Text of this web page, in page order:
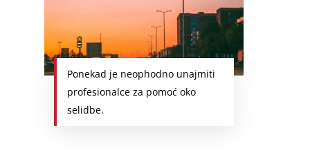
Ponekad je neophodno unajmiti
profesionalce za pomoć oko
selidbe.